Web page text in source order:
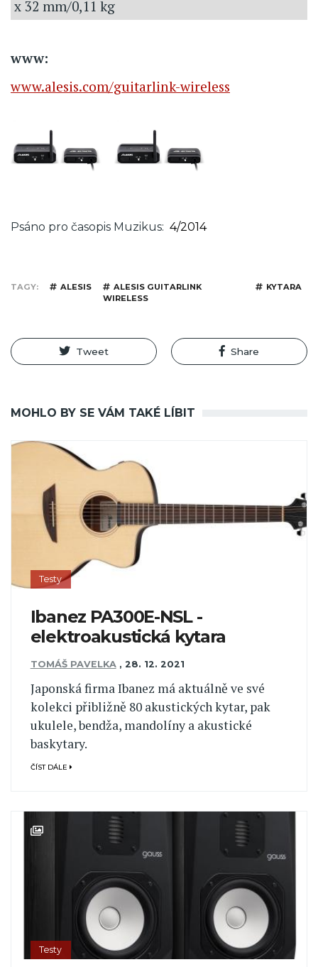
x 32 mm/0,11 kg
www:
www.alesis.com/guitarlink-wireless
Psáno pro časopis Muzikus 4/2014
TAGY ALESIS
ALESIS GUITARLINK
WIRELESS
KYTARA
Tweet Share
MOHLO BY SE VÁM TAKÉ LÍBIT
Testy
Ibanez PA300E-NSL -
elektroakustická kytara
TOMÁŠ PAVELKA , 28. 12. 2021
Japonská firma Ibanez má aktuálně ve své
kolekci přibližně 80 akustických kytar, pak
ukulele, bendža, mandolíny a akustické
baskytary.
ČÍST DÁLE
Testy